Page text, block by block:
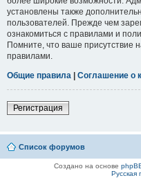
установлены также
пользователей. Прежде чем
ознакомиться с правилами и
Помните, что ваше присутствие
правилами.
Общие правила | Соглашение о
Регистрация
Список форумов
Создано на основе
Русская